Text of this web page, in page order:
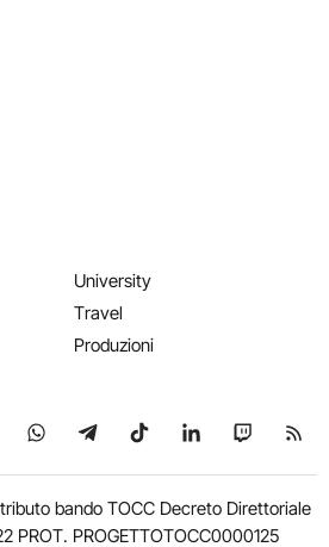
University
Travel
Produzioni
X su YouTube
Seguici su WhatsApp
Seguici su Telegram
Seguici su TikTok
Seguici su
Seguici
bando TOCC Decreto Direttoriale
PROT. PROGETTOTOCC0000125